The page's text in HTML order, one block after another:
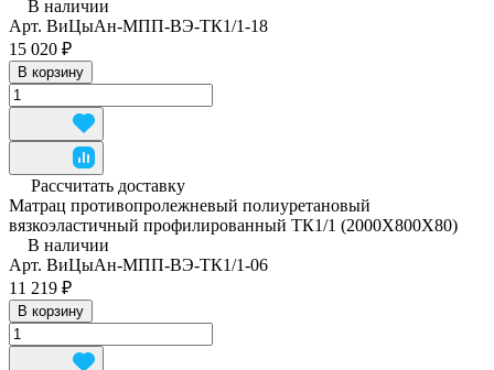
В наличии
Арт. ВиЦыАн-МПП-ВЭ-ТК1/1-18
15 020 ₽
В корзину
Рассчитать доставку
Матрац противопролежневый полиуретановый
вязкоэластичный профилированный ТК1/1 (2000Х800Х80)
В наличии
Арт. ВиЦыАн-МПП-ВЭ-ТК1/1-06
11 219 ₽
В корзину